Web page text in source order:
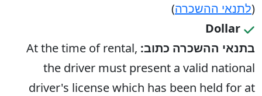
(לתנאי ההשכרה)
Dollar
בתנאי ההשכרה כתוב: At the time of rental,
the driver must present a valid national
driver's license which has been held for at